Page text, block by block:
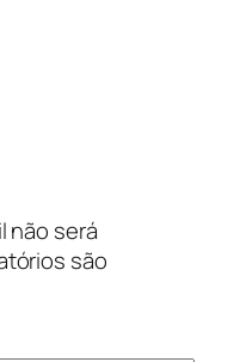
não será
são